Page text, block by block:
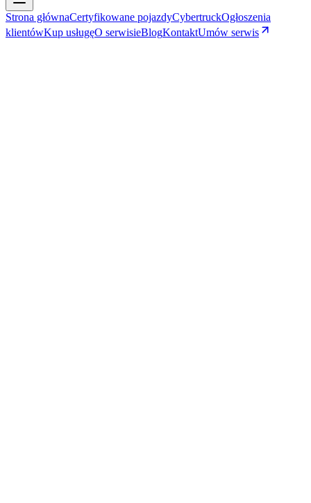
Strona głównaCertyfikowane pojazdyCybertruckOgłoszenia
klientówKup usługęO serwisieBlogKontaktUmów serwis